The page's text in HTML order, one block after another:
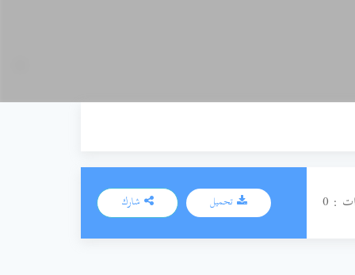
: 0 تحميل